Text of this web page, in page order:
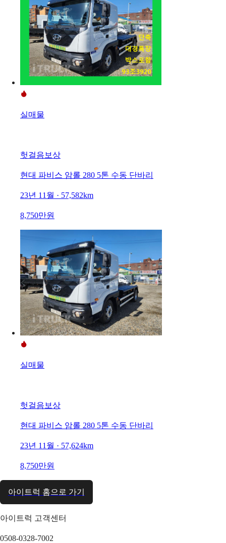
실매물
헛걸음보상
현대 파비스 암롤 280 5톤 수동 단바리
23년 11월 · 57,582km
8,750만원
실매물
헛걸음보상
현대 파비스 암롤 280 5톤 수동 단바리
23년 11월 · 57,624km
8,750만원
아이트럭 홈으로 가기
아이트럭 고객센터
0508-0328-7002